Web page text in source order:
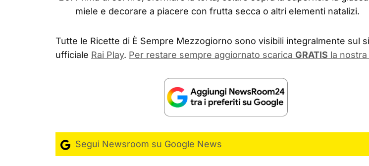
miele e decorare a piacere con frutta secca o altri elementi natalizi.
Tutte le Ricette di È Sempre Mezzogiorno sono visibili integralmente sul
ufficiale Rai Play. Per restare sempre aggiornato scarica GRATIS la nostra
Segui Newsroom su Google News